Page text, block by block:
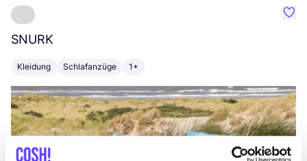
SNURK
Kleidung Schlafanzüge 1+